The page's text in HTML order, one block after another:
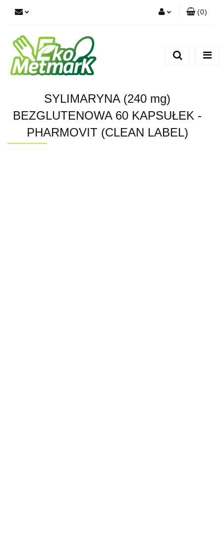
(0)
SYLIMARYNA (240 mg)
BEZGLUTENOWA 60 KAPSUŁEK -
PHARMOVIT (CLEAN LABEL)